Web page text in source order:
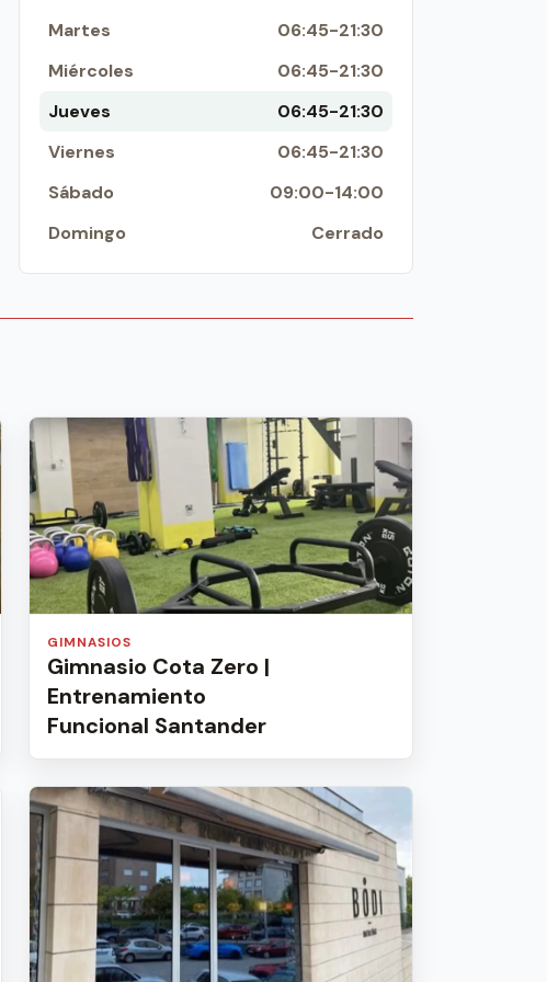
Martes
06:45-21:30
Miércoles
06:45-21:30
Jueves
06:45-21:30
Viernes
06:45-21:30
Sábado
09:00-14:00
Domingo
Cerrado
GIMNASIOS
Gimnasio Cota Zero |
Entrenamiento
Funcional Santander